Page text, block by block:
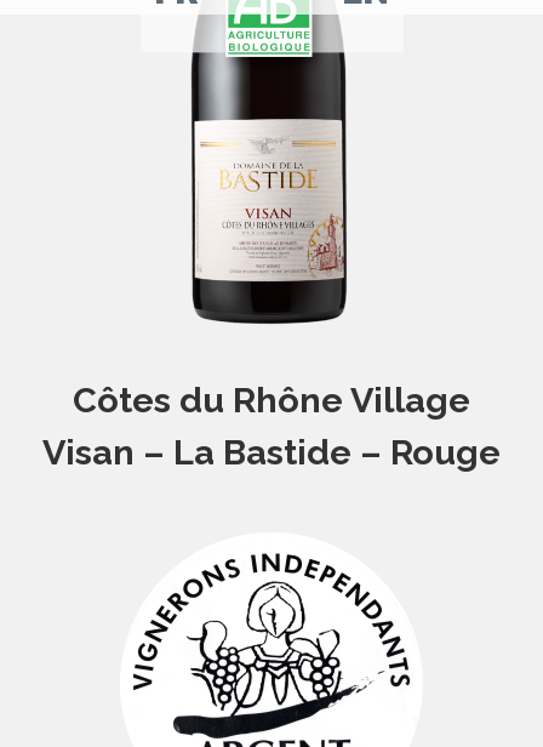
Aller
notre
page
facebook
Aller
notre
page
Instagram
Côtes du Rhône Village
Visan – La Bastide – Rouge